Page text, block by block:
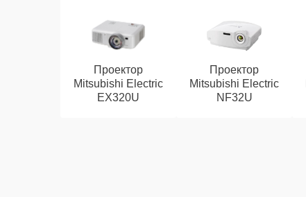
Проектор
Mitsubishi Electric
EX320U
Проектор
Mitsubishi Electric
NF32U